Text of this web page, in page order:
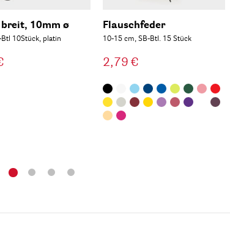
breit, 10mm ø
10Stück, platin
Flauschfeder
10-15 cm, SB-Btl. 15 Stück
2,79 €